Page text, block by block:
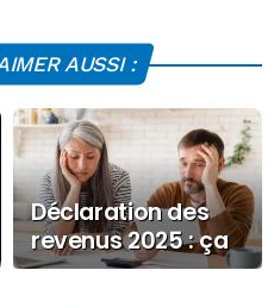
AUSSI :
Déclaration des
revenus 2025 : ça
commence